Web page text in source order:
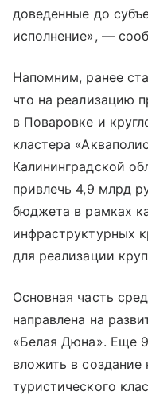
доведенные до
исполнение», —
Напомним, ранее
что на реализацию
в Поваровке и
кластера
Калининградской
привлечь 4,9 млрд
бюджета в рамках
инфраструктурных
для реализации
Основная часть
направлена на
«Белая Дюна». Еще
вложить в создание
туристического